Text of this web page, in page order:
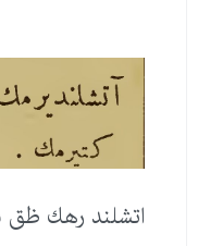
اتشلند رهك